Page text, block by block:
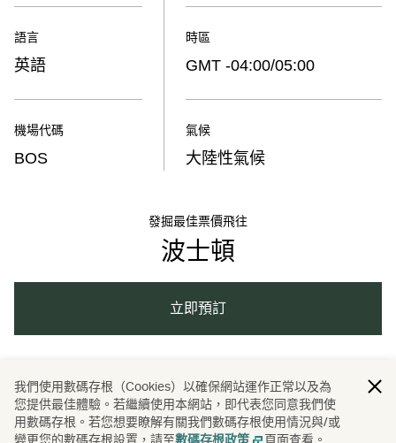
語言
英語
機場代碼
BOS
時區
GMT -04:00/05:00
氣候
大陸性氣候
發掘最佳票價飛往
波士頓
立即預訂
南北美洲 / 美國 / 波士頓 / 餐飲 / 旅程 /
餐飲美食
我們使用數碼存根（Cookies）以確保網站運作正常以及為
您提供最佳體驗。若繼續使用本網站，即代表您同意我們使
用數碼存根。若您想要瞭解有關我們數碼存根使用情況與/或
變更您的數碼存根設置，請至數碼存根政策 頁面查看。